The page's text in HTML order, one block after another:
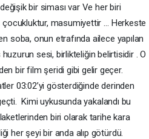
bir siması var Ve her biri
çocukluktur, masumiyettir … Herkeste
soba, onun etrafında ailece yapılan
huzurun sesi, birlikteliğin belirtisidir . O
bir film şeridi gibi gelir geçer.
03:02’yi gösterdiğinde derinden
Kimi uykusunda yakalandı bu
biri olarak tarihe kara
her şeyi bir anda alıp götürdü.